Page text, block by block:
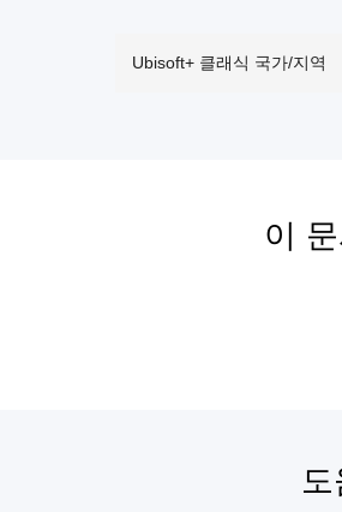
Ubisoft+ 클래식 국가/지역
이